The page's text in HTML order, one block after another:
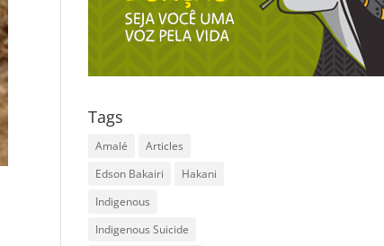
Tags
Amalé
Articles
Edson Bakairi
Hakani
Indigenous
Indigenous Suicide